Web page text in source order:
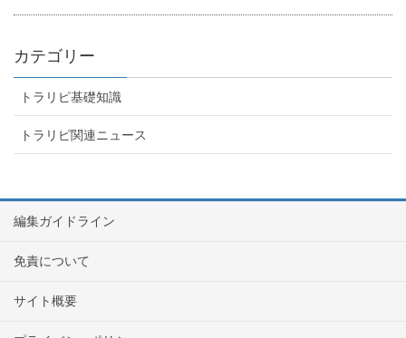
カテゴリー
トラリピ基礎知識
トラリピ関連ニュース
編集ガイドライン
免責について
サイト概要